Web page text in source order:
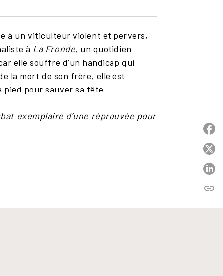
à un viticulteur violent et pervers,
à La Fronde, un quotidien
elle souffre d’un handicap qui
la mort de son frère, elle est
pour sauver sa tête.
exemplaire d’une réprouvée pour
link